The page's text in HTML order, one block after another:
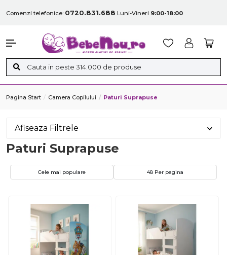
Comenzi telefonice: 0720.831.688 Luni-Vineri 9:00-18:00
Pagina Start Camera Copilului Paturi Suprapuse
Afiseaza Filtrele
Paturi Suprapuse
Cele mai populare 48 Per pagina